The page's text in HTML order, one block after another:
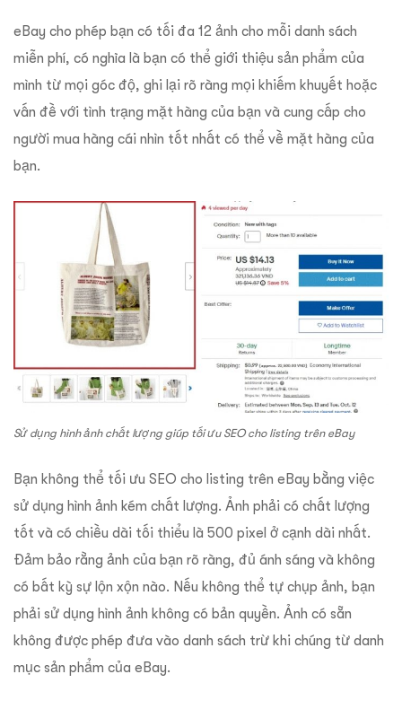
eBay cho phép bạn có tối đa 12 ảnh cho mỗi danh sách
miễn phí, có nghĩa là bạn có thể giới thiệu sản phẩm của
mình từ mọi góc độ, ghi lại rõ ràng mọi khiếm khuyết hoặc
vấn đề với tình trạng mặt hàng của bạn và cung cấp cho
người mua hàng cái nhìn tốt nhất có thể về mặt hàng của
bạn.
Sử dụng hình ảnh chất lượng giúp tối ưu SEO cho listing trên eBay
Bạn không thể tối ưu SEO cho listing trên eBay bằng việc
sử dụng hình ảnh kém chất lượng. Ảnh phải có chất lượng
tốt và có chiều dài tối thiểu là 500 pixel ở cạnh dài nhất.
Đảm bảo rằng ảnh của bạn rõ ràng, đủ ánh sáng và không
có bất kỳ sự lộn xộn nào. Nếu không thể tự chụp ảnh, bạn
phải sử dụng hình ảnh không có bản quyền. Ảnh có sẵn
không được phép đưa vào danh sách trừ khi chúng từ danh
mục sản phẩm của eBay.